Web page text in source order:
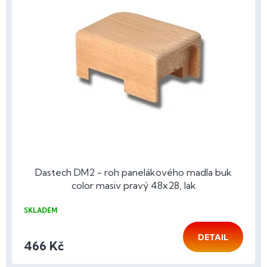
Dastech DM2 - roh panelákového madla buk
color masiv pravý 48x28, lak
SKLADEM
466 Kč
DETAIL